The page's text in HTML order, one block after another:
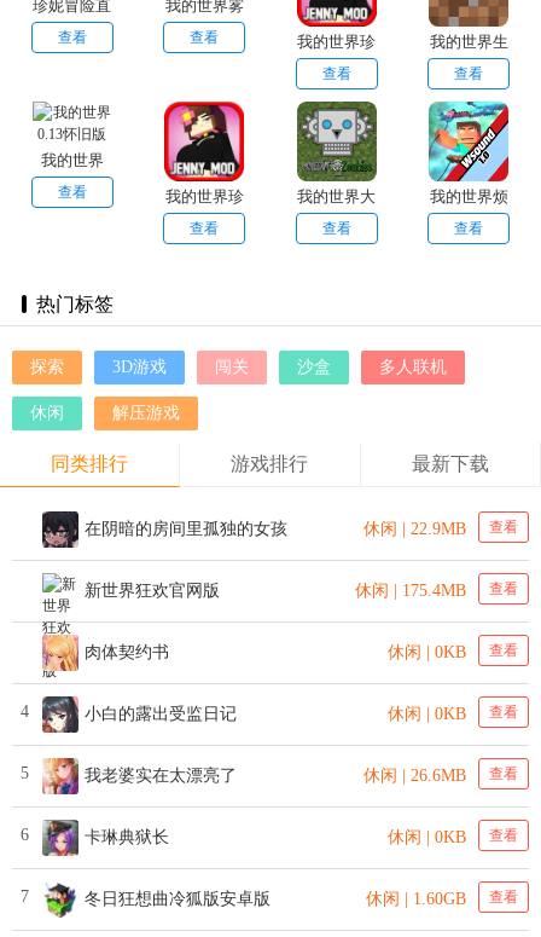
珍妮冒险直
装版
查看
我的世界雾
中人版
查看
我的世界珍
妮模组最新
版
查看
我的世界生
存战争旧版
查看
我的世界
0.13怀旧版
查看
我的世界珍
妮模组直接
查看
我的世界大
战僵尸2
查看
我的世界烦
人的村民模
查看
热门标签
探索 3D游戏 闯关 沙盒 多人联机
休闲 解压游戏
同类排行 游戏排行 最新下载
在阴暗的房间里孤独的女孩 休闲 | 22.9MB 查看
新世界狂欢官网版 休闲 | 175.4MB 查看
肉体契约书 休闲 | 0KB 查看
4 小白的露出受监日记 休闲 | 0KB 查看
5 我老婆实在太漂亮了 休闲 | 26.6MB 查看
6 卡琳典狱长 休闲 | 0KB 查看
7 冬日狂想曲冷狐版安卓版 休闲 | 1.60GB 查看